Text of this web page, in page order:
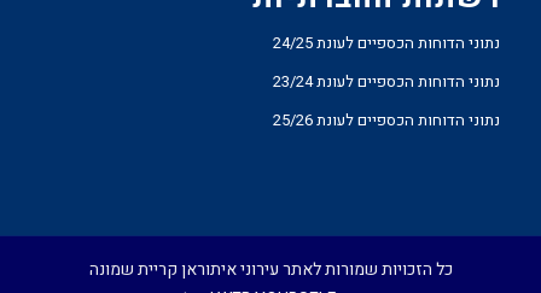
נתוני הדוחות הכספיים לעונת 24/25
נתוני הדוחות הכספיים לעונת 23/24
נתוני הדוחות הכספיים לעונת 25/26
כל הזכויות שמורות לאתר עירוני איתוראן קריית שמונה